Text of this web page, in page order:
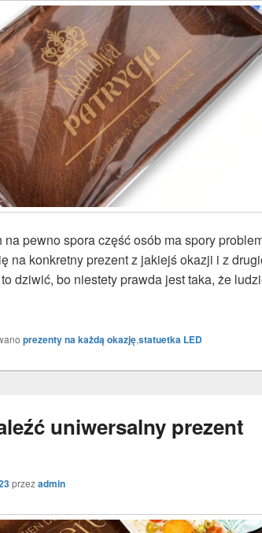
pewno spora część osób ma spory
na konkretny prezent z jakiejś okazji i z
dziwić, bo niestety prawda jest taka, że
kupować prezenty spersonalizowane?
prezenty na każdą okazję,statuetka LED
uniwersalny prezent
przezadmin